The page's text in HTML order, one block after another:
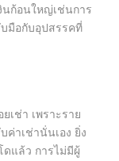
นก้อนใหญ่เช่นการ
บมือกับอุปสรรคที่
เช่า เพราะราย
ค่าเช่านั่นเอง ยิ่ง
แล้ว การไม่มีผู้